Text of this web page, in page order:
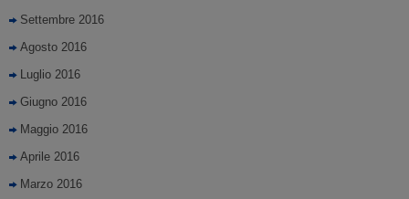
Settembre 2016
Agosto 2016
Luglio 2016
Giugno 2016
Maggio 2016
Aprile 2016
Marzo 2016